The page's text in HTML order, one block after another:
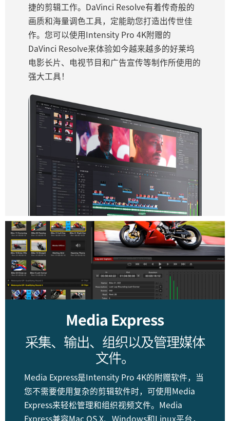
South Africa
Spain
Sweden
中华台北
Turkey
UAE
Ukraine
United Kingdom
United States
捷的剪辑工作。DaVinci Resolve有着传奇般的
画质和海量调色工具，定能助您打造出传世佳
作。您可以使用Intensity Pro 4K附赠的
DaVinci Resolve来体验如今越来越多的好莱坞
电影长片、电视节目和广告宣传等制作所使用的
强大工具！
Media Express
采集、输出、组织以及管理媒体
文件。
Media Express是Intensity Pro 4K的附赠软件，当
您不需要使用复杂的剪辑软件时，可使用Media
Express来轻松管理和组织视频文件。Media